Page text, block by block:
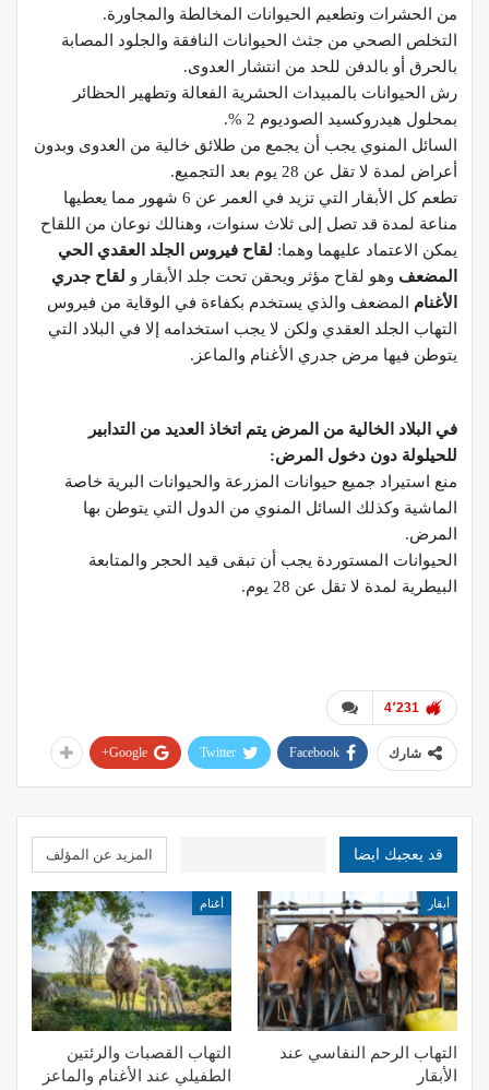
من الحشرات وتطعيم الحيوانات المخالطة والمجاورة.
التخلص الصحي من جثث الحيوانات النافقة والجلود المصابة
بالحرق أو بالدفن للحد من انتشار العدوى.
رش الحيوانات بالمبيدات الحشرية الفعالة وتطهير الحظائر
بمحلول هيدروكسيد الصوديوم 2 %.
السائل المنوي يجب أن يجمع من طلائق خالية من العدوى وبدون
أعراض لمدة لا تقل عن 28 يوم بعد التجميع.
تطعم كل الأبقار التي تزيد في العمر عن 6 شهور مما يعطيها
مناعة لمدة قد تصل إلى ثلاث سنوات، وهنالك نوعان من اللقاح
يمكن الاعتماد عليهما وهما: لقاح فيروس الجلد العقدي الحي
المضعف وهو لقاح مؤثر ويحقن تحت جلد الأبقار و لقاح جدري
الأغنام المضعف والذي يستخدم بكفاءة في الوقاية من فيروس
التهاب الجلد العقدي ولكن لا يجب استخدامه إلا في البلاد التي
يتوطن فيها مرض جدري الأغنام والماعز.
في البلاد الخالية من المرض يتم اتخاذ العديد من التدابير
للحيلولة دون دخول المرض:
منع استيراد جميع حيوانات المزرعة والحيوانات البرية خاصة
الماشية وكذلك السائل المنوي من الدول التي يتوطن بها
المرض.
الحيوانات المستوردة يجب أن تبقى قيد الحجر والمتابعة
البيطرية لمدة لا تقل عن 28 يوم.
4٬231
شارك Facebook
Twitter
Google+
قد يعجبك ايضا المزيد عن المؤلف
أبقار
التهاب الرحم النفاسي عند
الأبقار
أغنام
التهاب القصبات والرئتين
الطفيلي عند الأغنام والماعز